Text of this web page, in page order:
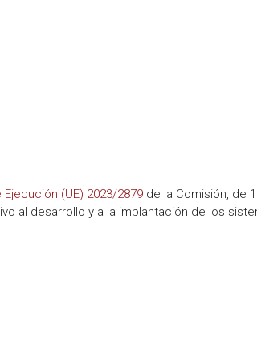
(UE) 2023/2879 de la Comisión, de
al desarrollo y a la implantación de los